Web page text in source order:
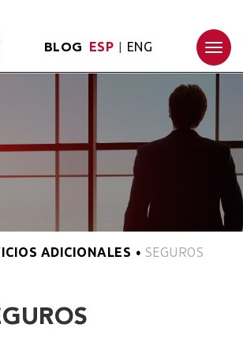
BLOG ESP ENG
ADICIONALES • SEGUROS